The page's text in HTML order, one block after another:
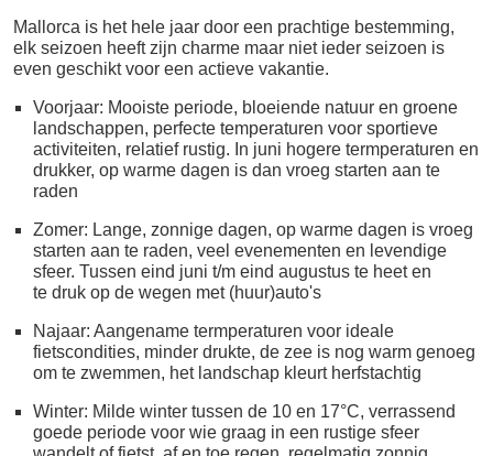
Mallorca is het hele jaar door een prachtige bestemming,
elk seizoen heeft zijn charme maar niet ieder seizoen is
even geschikt voor een actieve vakantie.
Voorjaar: Mooiste periode, bloeiende natuur en groene
landschappen, perfecte temperaturen voor sportieve
activiteiten, relatief rustig. In juni hogere termperaturen en
drukker, op warme dagen is dan vroeg starten aan te
raden
Zomer: Lange, zonnige dagen, op warme dagen is vroeg
starten aan te raden, veel evenementen en levendige
sfeer. Tussen eind juni t/m eind augustus te heet en
te druk op de wegen met (huur)auto's
Najaar: Aangename termperaturen voor ideale
fietscondities, minder drukte, de zee is nog warm genoeg
om te zwemmen, het landschap kleurt herfstachtig
Winter: Milde winter tussen de 10 en 17°C, verrassend
goede periode voor wie graag in een rustige sfeer